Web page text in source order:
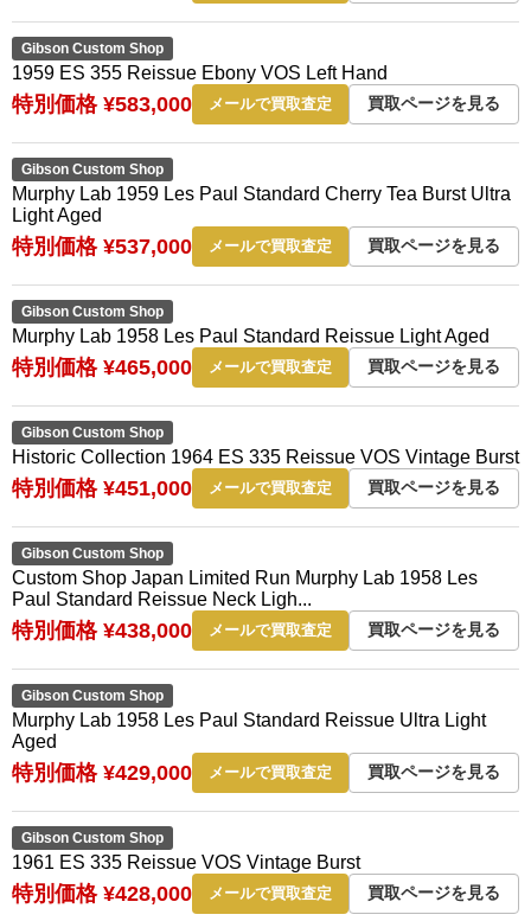
Gibson Custom Shop
1959 ES 355 Reissue Ebony VOS Left Hand
特別価格 ¥583,000 メールで買取査定 買取ページを見る
Gibson Custom Shop
Murphy Lab 1959 Les Paul Standard Cherry Tea Burst Ultra
Light Aged
特別価格 ¥537,000 メールで買取査定 買取ページを見る
Gibson Custom Shop
Murphy Lab 1958 Les Paul Standard Reissue Light Aged
特別価格 ¥465,000 メールで買取査定 買取ページを見る
Gibson Custom Shop
Historic Collection 1964 ES 335 Reissue VOS Vintage Burst
特別価格 ¥451,000 メールで買取査定 買取ページを見る
Gibson Custom Shop
Custom Shop Japan Limited Run Murphy Lab 1958 Les
Paul Standard Reissue Neck Ligh...
特別価格 ¥438,000 メールで買取査定 買取ページを見る
Gibson Custom Shop
Murphy Lab 1958 Les Paul Standard Reissue Ultra Light
Aged
特別価格 ¥429,000 メールで買取査定 買取ページを見る
Gibson Custom Shop
1961 ES 335 Reissue VOS Vintage Burst
特別価格 ¥428,000 メールで買取査定 買取ページを見る